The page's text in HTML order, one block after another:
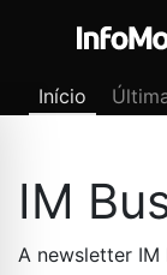
Início
IM
A newsletter IM